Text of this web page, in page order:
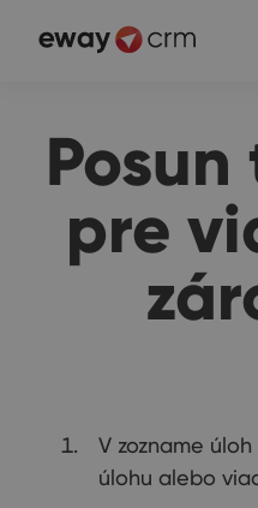
pre
V zozname
úlohu alebo